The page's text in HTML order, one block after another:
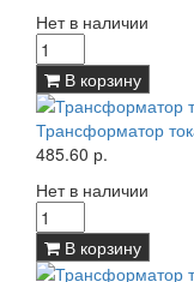
Нет в наличии
В корзину
Трансформатор
485.60 р.
Нет в наличии
В корзину